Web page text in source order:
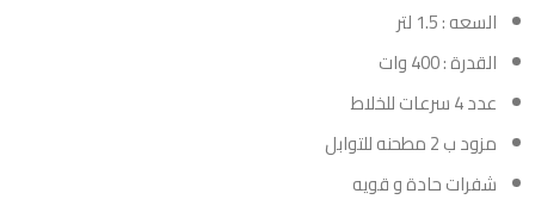
السعه : 1.5 لتر
القدرة : 400 وات
عدد 4 سرعات للخلاط
مزود ب 2 مطحنه للتوابل
شفرات حادة و قويه